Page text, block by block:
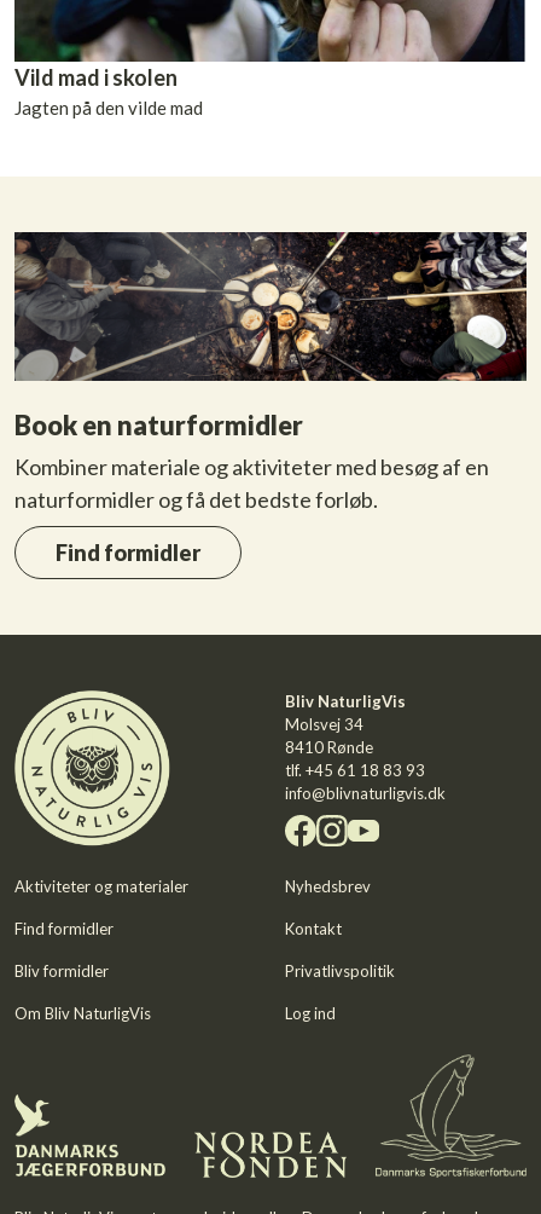
Vild mad i skolen
Jagten på den vilde mad
Book en naturformidler
Kombiner materiale og aktiviteter med besøg af en
naturformidler og få det bedste forløb.
Find formidler
Bliv NaturligVis
Molsvej 34
8410 Rønde
tlf. +45 61 18 83 93
info@blivnaturligvis.dk
Aktiviteter og materialer Nyhedsbrev
Find formidler Kontakt
Bliv formidler Privatlivspolitik
Om Bliv NaturligVis Log ind